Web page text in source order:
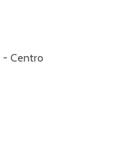
- Centro